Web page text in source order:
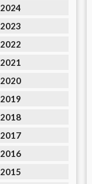
2024
2023
2022
2021
2020
2019
2018
2017
2016
2015